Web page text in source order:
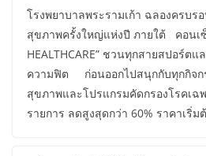
โรงพยาบาลพระรามเก้า ฉลองครบร
สุขภาพครั้งใหญ่แห่งปี ภายใต้ คอนเซ็
HEALTHCARE” ชวนทุกสายสปอร์ต
ความฟิต ก่อนออกไปสนุกกับทุกกิจก
สุขภาพและโปรแกรมคัดกรองโร
รายการ ลดสูงสุดกว่า 60% ราคาเริ่ม